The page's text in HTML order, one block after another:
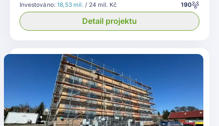
Investováno: 18,53 mil. / 24 mil. Kč 190
Detail projektu